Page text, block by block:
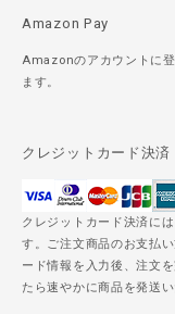
Amazon Pay
Amazonのアカウントに
ます。
クレジットカード決済
クレジットカード決済に
す。ご注文商品のお支払
ード情報を入力後、注文
たら速やかに商品を発送